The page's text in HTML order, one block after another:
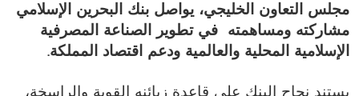
مجلس التعاون الخليجي، يواصل بنك البحرين الإسلامي
مشاركته ومساهمته في تطوير الصناعة المصرفية
الإسلامية المحلية والعالمية ودعم اقتصاد المملكة.
يستند نجاح البنك على قاعدة زبائنه القوية والراسخة،